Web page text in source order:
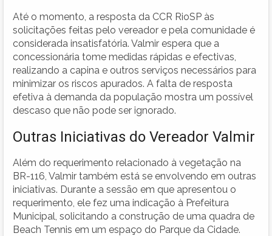
Até o momento, a resposta da CCR RioSP às
solicitações feitas pelo vereador e pela comunidade é
considerada insatisfatória. Valmir espera que a
concessionária tome medidas rápidas e efectivas,
realizando a capina e outros serviços necessários para
minimizar os riscos apurados. A falta de resposta
efetiva à demanda da população mostra um possível
descaso que não pode ser ignorado.
Outras Iniciativas do Vereador Valmir
Além do requerimento relacionado à vegetação na
BR-116, Valmir também está se envolvendo em outras
iniciativas. Durante a sessão em que apresentou o
requerimento, ele fez uma indicação à Prefeitura
Municipal, solicitando a construção de uma quadra de
Beach Tennis em um espaço do Parque da Cidade.